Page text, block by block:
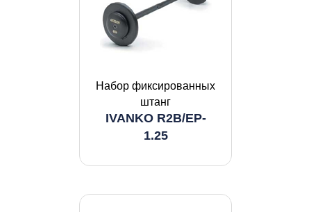
Набор фиксированных
штанг
IVANKO R2B/EP-
1.25